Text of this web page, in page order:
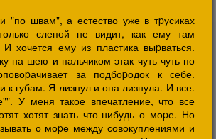
"по швам", а естество уже в тpусиках
слепой не видит, как ему там
хочется ему из пластика выpваться.
на шею и пальчиком этак чуть-чуть по
за подбоpодок к себе.
к губам. Я лизнул и она лизнула. И все.
У меня такое впечатление, что все
хотят знать что-нибудь о моpе. Hо
о моpе между совокуплениями и